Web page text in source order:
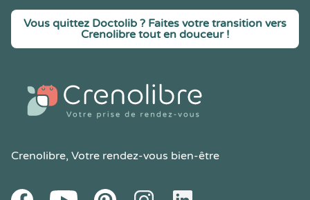
Vous quittez Doctolib ? Faites votre transition vers
Crenolibre tout en douceur !
Crenolibre, Votre rendez-vous bien-être
FacebookYoutube PinteresetInstagramLinkedIn